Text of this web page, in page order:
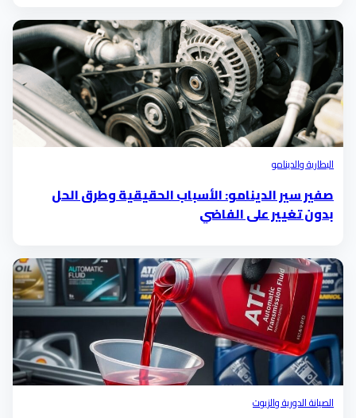
البطارية والدينامو
صفير سير الدينامو: الأسباب الحقيقية وطرق الحل
بدون تغيير على الفاضي
الصيانة الدورية والزيوت